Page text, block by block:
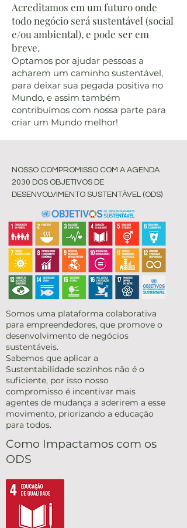
Acreditamos em um futuro onde
todo negócio será sustentável (social
e/ou ambiental), e pode ser em
breve.
Optamos por ajudar pessoas a
acharem um caminho sustentável,
para deixar sua pegada positiva no
Mundo, e assim também
contribuímos com nossa parte para
criar um Mundo melhor!
NOSSO COMPROMISSO COM A AGENDA
2030 DOS OBJETIVOS DE
DESENVOLVIMENTO SUSTENTÁVEL (ODS)
Somos uma plataforma colaborativa
para empreendedores, que promove o
desenvolvimento de negócios
sustentáveis.
Sabemos que aplicar a
Sustentabilidade sozinhos não é o
suficiente, por isso nosso
compromisso é incentivar mais
agentes de mudança a aderirem a esse
movimento, priorizando a educação
para todos.
Como Impactamos com os
ODS